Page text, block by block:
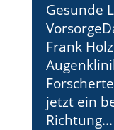
Gesunde
Frank
jetzt ein
Richtung...